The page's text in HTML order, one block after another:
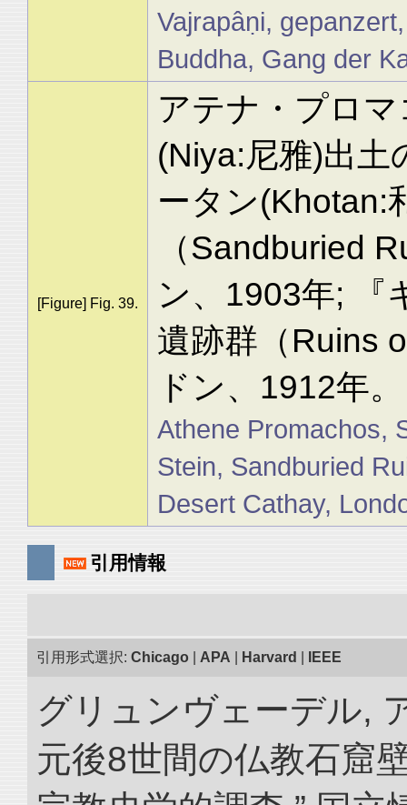
Vajrapâṇi,
Buddha, Gang der
[Figure] Fig. 39.
アテナ・プロ
(Niya:尼雅)出土
ータン(Khotan:
（Sandburied
ン、1903年; 『
遺跡群（Ruins
ドン、1912年。
Athene Promachos,
Stein, Sandburied
Desert Cathay,
引用情報
引用形式選択: Chicago APA Harvard IEEE
グリュンヴェーデル,
元後8世間の仏教石窟